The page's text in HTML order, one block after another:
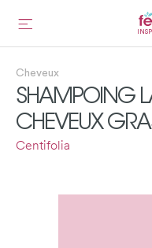
Cheveux
SHAMPOING
CHEVEUX
Centifolia